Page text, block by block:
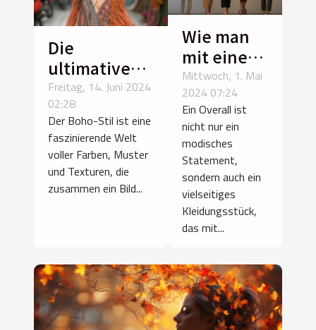
Die
ultimative
Anleitung
zum Boho-
Stil: Tipps
und
Inspirationen
für Ihr
Freitag, 14. Juni 2024
02:28
Der Boho-Stil ist eine
faszinierende Welt
voller Farben, Muster
und Texturen, die
zusammen ein Bild...
Wie man
mit einem
Overall
jeden
Anlass
stilvoll
meistert:
Von Büro
bis Party
Mittwoch, 1. Mai
2024 07:24
Ein Overall ist
nicht nur ein
modisches
Statement,
sondern auch ein
vielseitiges
Kleidungsstück,
das mit...